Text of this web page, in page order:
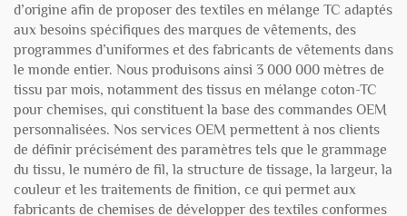
d’origine afin de proposer des textiles en mélange TC adaptés
aux besoins spécifiques des marques de vêtements, des
programmes d’uniformes et des fabricants de vêtements dans
le monde entier. Nous produisons ainsi 3 000 000 mètres de
tissu par mois, notamment des tissus en mélange coton-TC
pour chemises, qui constituent la base des commandes OEM
personnalisées. Nos services OEM permettent à nos clients
de définir précisément des paramètres tels que le grammage
du tissu, le numéro de fil, la structure de tissage, la largeur, la
couleur et les traitements de finition, ce qui permet aux
fabricants de chemises de développer des textiles conformes